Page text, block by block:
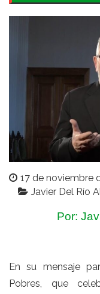
17 de noviembre
Javier Del Río
Por:
En su mensaje
Pobres, que